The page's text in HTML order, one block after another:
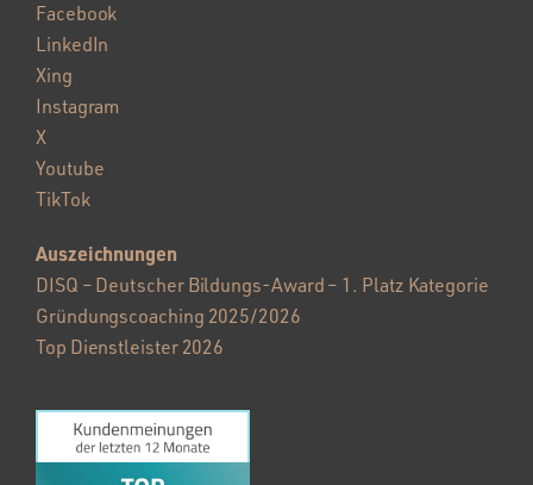
Facebook
LinkedIn
Xing
Instagram
X
Youtube
TikTok
Auszeichnungen
DISQ – Deutscher Bildungs-Award – 1. Platz Kategorie
Gründungscoaching 2025/2026
Top Dienstleister 2026